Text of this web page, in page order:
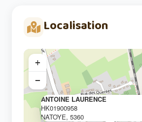
Localisation
ANTOINE LAURENCE
HK01900958
NATOYE, 5360
+
−